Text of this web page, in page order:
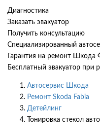
Диагностика
Заказать эвакуатор
Получить консультацию
Специализированный
Гарантия на ремонт Шкода
Бесплатный эвакуатор при
Автосервис Шкода
Ремонт Skoda Fabia
Детейлинг
Тонировка стекол авто